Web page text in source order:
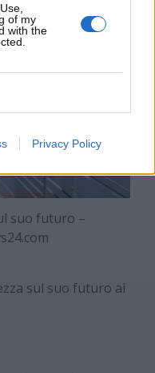
of my
with the
Privacy Policy
suo futuro –
sul suo futuro ai